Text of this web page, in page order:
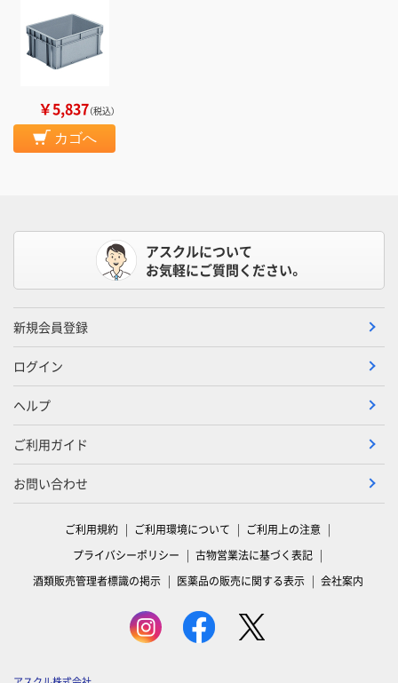
￥5,837（税込）
カゴへ
アスクルについて
お気軽にご質問ください。
新規会員登録
ログイン
ヘルプ
ご利用ガイド
お問い合わせ
ご利用規約 ご利用環境について
ご利用上の注意
プライバシーポリシー
古物営業法に基づく表記
酒類販売管理者標識の掲示
医薬品の販売に関する表示 会社案内